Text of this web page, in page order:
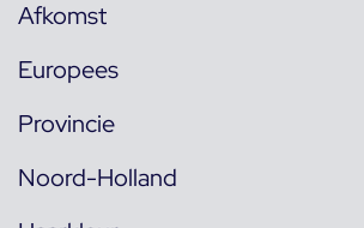
Afkomst
Europees
Provincie
Noord-Holland